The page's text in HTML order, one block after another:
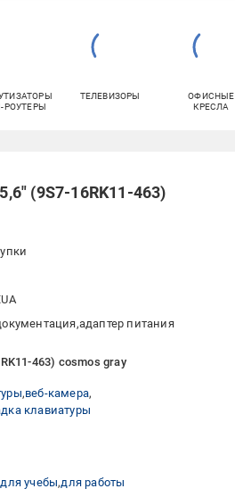
РОУТЕРЫ
ТЕЛЕВИЗОРЫ
ОФИСНЫЕ
КРЕСЛА
(9S7-16RK11-463)
адаптер питания
463) cosmos gray
веб-камера
клавиатуры
для учебы для работы